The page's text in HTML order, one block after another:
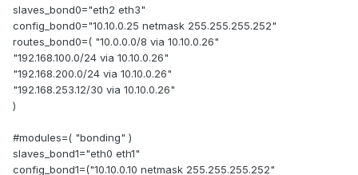
slaves_bond0="eth2 eth3"
config_bond0="10.10.0.25 netmask 255.255.255.252"
routes_bond0=( "10.0.0.0/8 via 10.10.0.26"
"192.168.100.0/24 via 10.10.0.26"
"192.168.200.0/24 via 10.10.0.26"
"192.168.253.12/30 via 10.10.0.26"
)
#modules=( "bonding" )
slaves_bond1="eth0 eth1"
config_bond1=("10.10.0.10 netmask 255.255.255.252"